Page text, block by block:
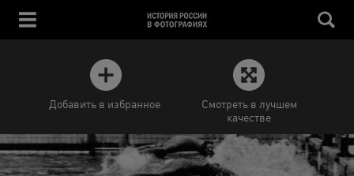
Добавить в избранное
Смотреть в лучшем
качестве